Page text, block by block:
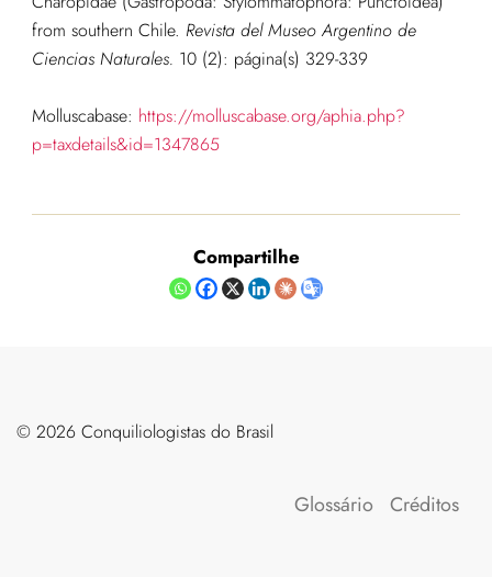
from southern Chile. Revista del Museo Argentino de
Ciencias Naturales. 10 (2): página(s) 329-339
Molluscabase: https://molluscabase.org/aphia.php?
p=taxdetails&id=1347865
Compartilhe
©️ 2026 Conquiliologistas do Brasil
Glossário Créditos